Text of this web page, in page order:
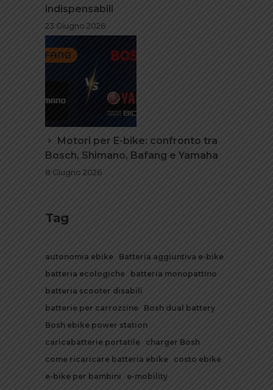
indispensabili
23 Giugno 2026
Motori per E-bike: confronto tra
Bosch, Shimano, Bafang e Yamaha
8 Giugno 2026
Tag
autonomia ebike
Batteria aggiuntiva e-bike
batteria ecologiche
batteria monopattino
batteria scooter disabili
batterie per carrozzine
Bosh dual battery
Bosh ebike power station
caricabatterie portatile
charger Bosh
come ricaricare batteria ebike
costo ebike
e-bike per bambini
e-mobility